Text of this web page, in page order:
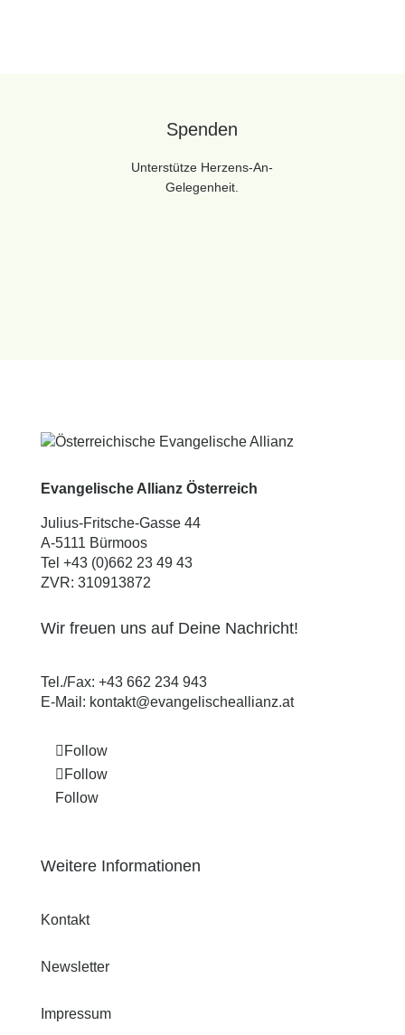
Spenden
Unterstütze Herzens-An-
Gelegenheit.
Evangelische Allianz Österreich
Julius-Fritsche-Gasse 44
A-5111 Bürmoos
Tel +43 (0)662 23 49 43
ZVR: 310913872
Wir freuen uns auf Deine Nachricht!
Tel./Fax: +43 662 234 943
E-Mail: kontakt@evangelischeallianz.at
Follow
Follow
Follow
Weitere Informationen
Kontakt
Newsletter
Impressum